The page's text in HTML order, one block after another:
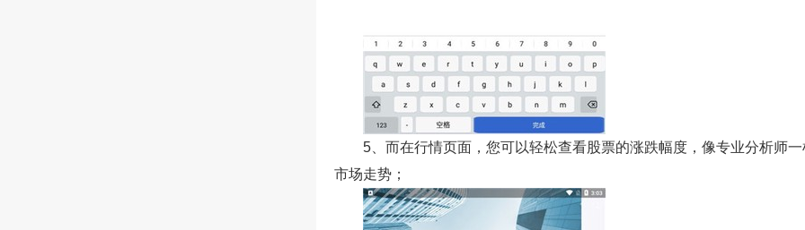
5、而在行情页面，您可以轻松查看股票的涨跌幅度，像专业分析师
市场走势；